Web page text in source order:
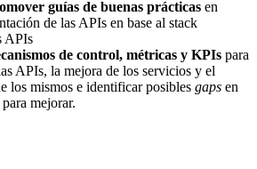
guías de buenas prácticas en
de las APIs en base al stack
APIs
de control, métricas y KPIs para
APIs, la mejora de los servicios y el
los mismos e identificar posibles gaps en
mejorar.